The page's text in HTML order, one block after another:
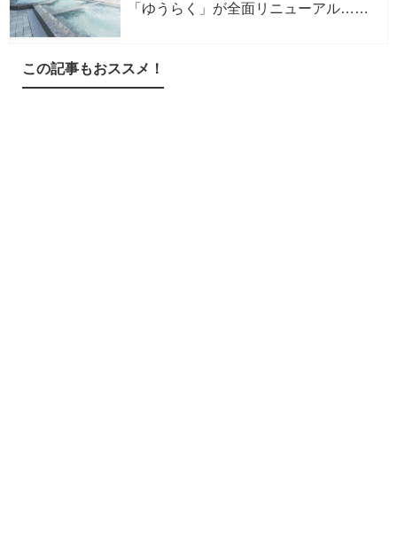
「ゆうらく」が全面リニューアル…水
この記事もおススメ！